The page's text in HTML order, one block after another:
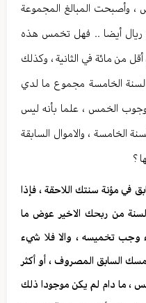
وأصبحت المبالغ المجموعة
ريال أيضا .. فهل تخمس هذه
أقل من مائة في الثانية ، وكذلك
السنة الخامسة مجموع ما لدي
الخمس ، علما بأنه ليس
الخامسة ، والاموال السابقة
؟
مؤنة سنتك اللاحقة ، فإذا
من ربحك الاخير عوض ما
تخميسه ، والا فلا شيء
السابق المصروف ، أو أكثر
، ما دام لم يكن موجودا ذلك